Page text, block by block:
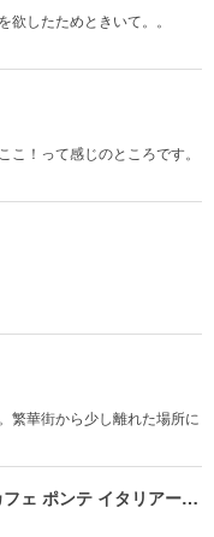
したためときいて。。
！って感じのところです。
繁華街から少し離れた場所に
Cafe Ponte ITALIANO（カフェ ポンテ イタリアーノ）